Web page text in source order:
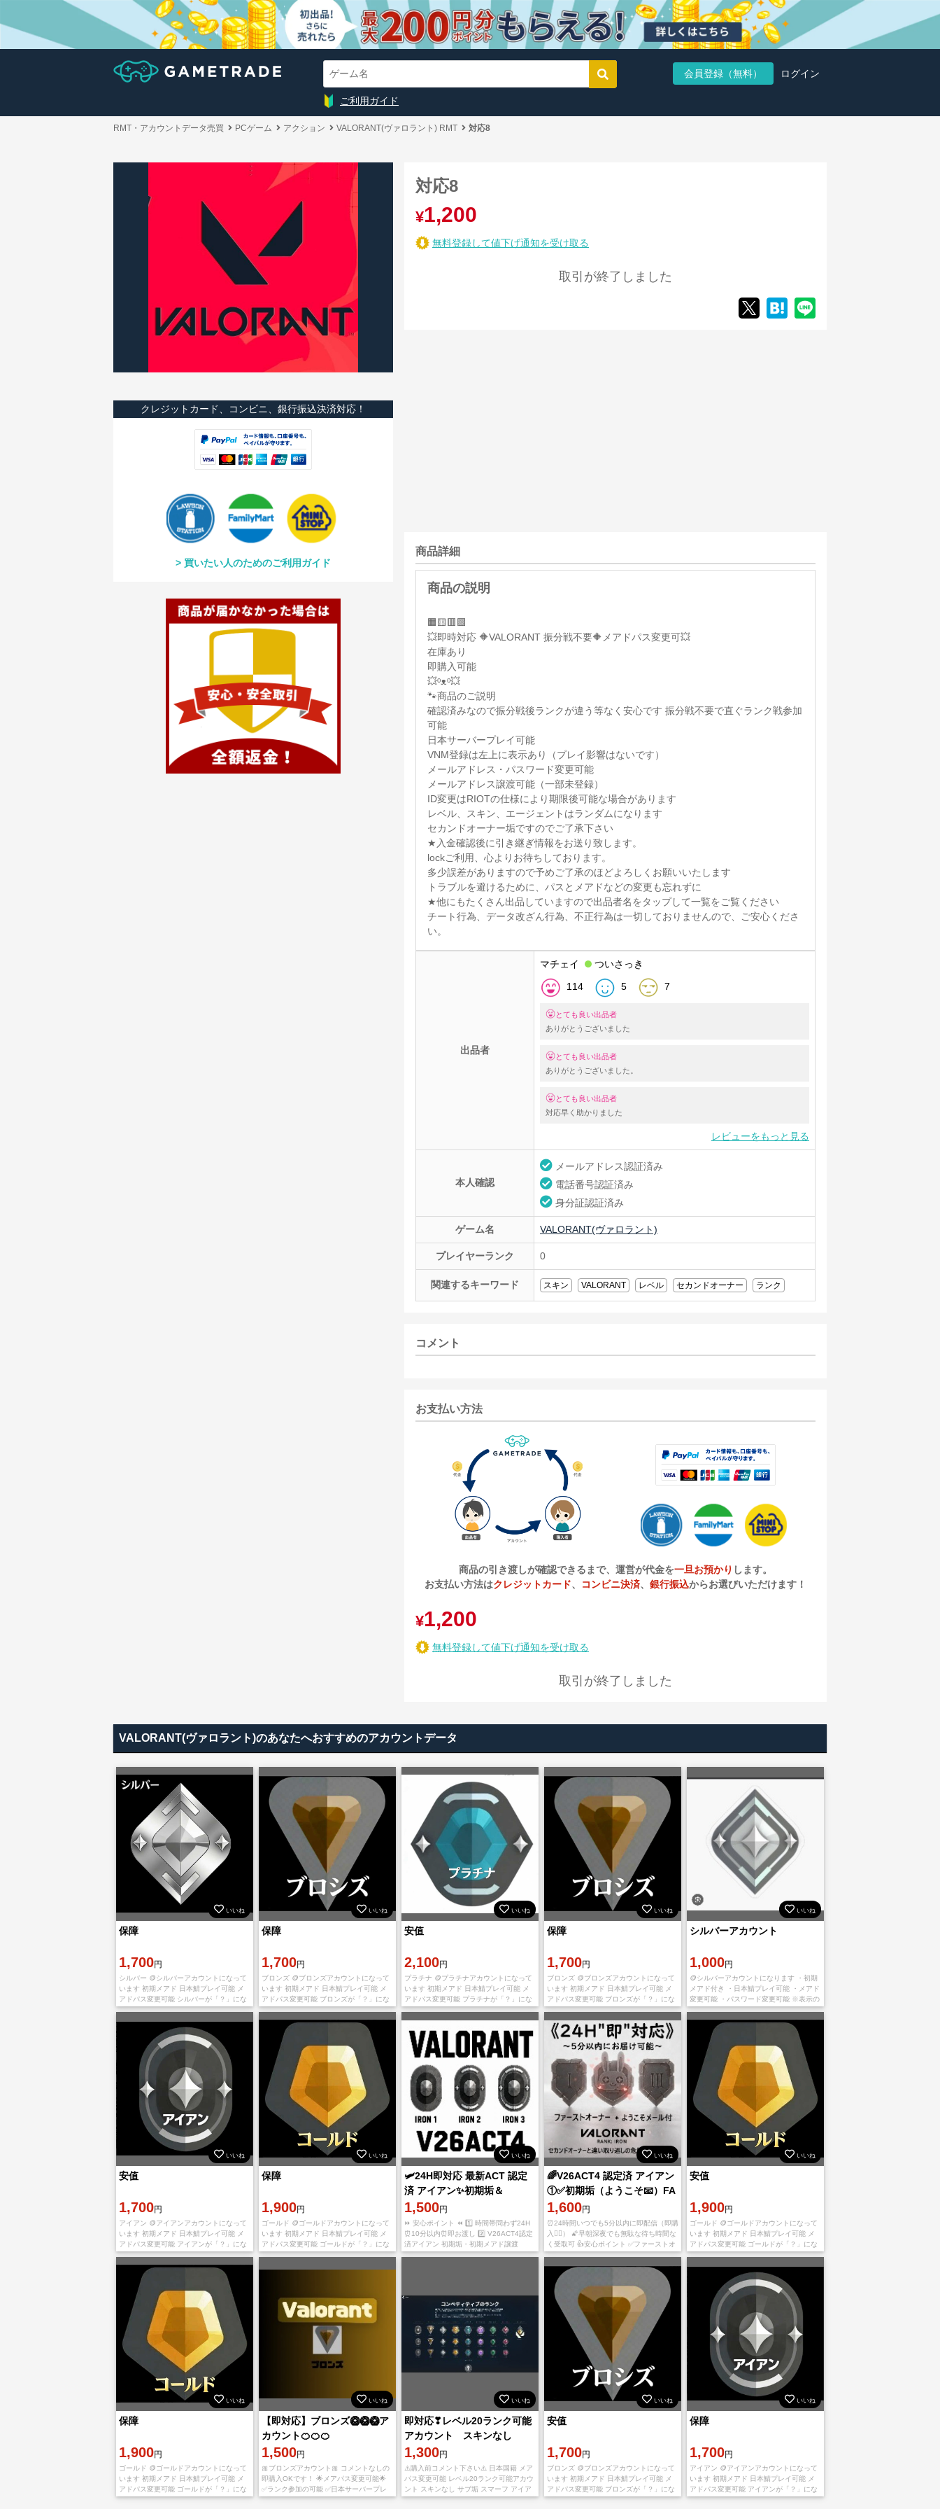
会員登録（無料） ログイン
ご利用ガイド
RMT・アカウントデータ売買 PCゲーム アクション VALORANT(ヴァロラント) RMT 対応8
クレジットカード、コンビニ、銀行振込決済対応！
買いたい人のためのご利用ガイド
対応8
¥1,200
無料登録して値下げ通知を受け取る
取引が終了しました
商品詳細
🟧🟨🟥🟩
💥即時対応 🔶VALORANT 振分戦不要🔶メアドパス変更可💥
在庫あり
即購入可能
💥ᵒᴥᵒ💥
🐾商品のご説明
確認済みなので振分戦後ランクが違う等なく安心です 振分戦不要で直ぐランク戦参加
可能
日本サーバープレイ可能
VNM登録は左上に表示あり（プレイ影響はないです）
メールアドレス・パスワード変更可能
メールアドレス譲渡可能（一部未登録）
ID変更はRIOTの仕様により期限後可能な場合があります
レベル、スキン、エージェントはランダムになります
セカンドオーナー垢ですのでご了承下さい
★入金確認後に引き継ぎ情報をお送り致します。
lockご利用、心よりお待ちしております。
多少誤差がありますので予めご了承のほどよろしくお願いいたします
トラブルを避けるために、パスとメアドなどの変更も忘れずに
★他にもたくさん出品していますので出品者名をタップして一覧をご覧ください
チート行為、データ改ざん行為、不正行為は一切しておりませんので、ご安心くださ
い。
出品者
マチェイ ついさっき
114 5 7
とても良い出品者
ありがとうございました
とても良い出品者
ありがとうございました。
とても良い出品者
対応早く助かりました
レビューをもっと見る
本人確認
メールアドレス認証済み
電話番号認証済み
身分証認証済み
ゲーム名 VALORANT(ヴァロラント)
プレイヤーランク 0
関連するキーワード スキン VALORANT レベル セカンドオーナー ランク
コメント
お支払い方法
商品の引き渡しが確認できるまで、運営が代金を一旦お預かり します。
お支払い方法はクレジットカード、 コンビニ決済、 銀行振込からお選びいただけます！
¥1,200
無料登録して値下げ通知を受け取る
取引が終了しました
VALORANT(ヴァロラント)のあなたへおすすめのアカウントデータ
いいね
保障
1,700円
シルバー 🪙シルバーアカウントになって
います 初期メアド 日本鯖プレイ可能 メ
アドパス変更可能 シルバーが「？」にな
っている場合がありますが最終ランクは
いいね
保障
1,700円
ブロンズ 🪙ブロンズアカウントになって
います 初期メアド 日本鯖プレイ可能 メ
アドパス変更可能 ブロンズが「？」にな
っている場合がありますが最終ランクは
ブロンズです。 【お渡し情報】 ・ログイ
いいね
安值
2,100円
プラチナ 🪙プラチナアカウントになって
います 初期メアド 日本鯖プレイ可能 メ
アドパス変更可能 プラチナが「？」にな
っている場合がありますが最終ランクは
プラチナです。 💛在庫は十分にございま
す。複数
いいね
保障
1,700円
ブロンズ 🪙ブロンズアカウントになって
います 初期メアド 日本鯖プレイ可能 メ
アドパス変更可能 ブロンズが「？」にな
っている場合がありますが最終ランクは
ブロンズです。 【お渡し情報】 ・ログイ
ンID
いいね
シルバーアカウント
1,000円
🪙シルバーアカウントになります ・初期
メアド付き ・日本鯖プレイ可能 ・メアド
変更可能 ・パスワード変更可能 ※表示の
不具合によりランクが「？」と表示され
る場合がありますが、最終ランクはシル
いいね
安值
1,700円
アイアン 🪙アイアンアカウントになって
います 初期メアド 日本鯖プレイ可能 メ
アドパス変更可能 アイアンが「？」にな
っている場合がありますが最終ランクは
アイアンです。 💛在庫は十分にございま
いいね
保障
1,900円
ゴールド 🪙ゴールドアカウントになって
います 初期メアド 日本鯖プレイ可能 メ
アドパス変更可能 ゴールドが「？」にな
っている場合がありますが最終ランクは
いいね
🛩️24H即対応 最新ACT 認定
済 アイアン✨初期垢＆
Welcome📧付
1,500円
⏩️ 安心ポイント ⏪️ 1️⃣ 時間帯問わず24H
⏰️10分以内⏰️即お渡し 2️⃣ V26ACT4認定
済アイアン 初期垢・初期メアド譲渡
（Welcome📧付） 3️⃣ 認定済みなので期
いいね
🌈V26ACT4 認定済 アイアン
①✅️初期垢（ようこそ📧）FA
トークン付
1,600円
⏰️24時間いつでも5分以内に即配信（即購
入🙆‍♀️） 🌠早朝深夜でも無駄な待ち時間な
く受取可 👍️安心ポイント ✅️ファーストオ
ーナー（ようこそメール付） ✅️セカンド
オーナー（転売、盗品
いいね
安值
1,900円
ゴールド 🪙ゴールドアカウントになって
います 初期メアド 日本鯖プレイ可能 メ
アドパス変更可能 ゴールドが「？」にな
っている場合がありますが最終ランクは
いいね
保障
1,900円
ゴールド 🪙ゴールドアカウントになって
います 初期メアド 日本鯖プレイ可能 メ
アドパス変更可能 ゴールドが「？」にな
っている場合がありますが最終ランクは
いいね
【即対応】ブロンズ🥝🥝🥝ア
カウント🍊🍊🍊
1,500円
🎀ブロンズアカウント🎀 コメントなしの
即購入OKです！ 🌟メアパス変更可能🌟
✅ランク参加の可能 ✅日本サーバープレ
イ可能 ✅セカンドオーナー垢 ーーーーー
いいね
即対応❣レベル20ランク可能
アカウント スキンなし
1,300円
⚠️購入前コメント下さい⚠️ 日本国籍 メア
パス変更可能 レベル20ランク可能アカウ
ント スキンなし サブ垢 スマーフ アイア
ン ブロンズ シルバー ゴールド プラチナ
いいね
安值
1,700円
ブロンズ 🪙ブロンズアカウントになって
います 初期メアド 日本鯖プレイ可能 メ
アドパス変更可能 ブロンズが「？」にな
っている場合がありますが最終ランクは
いいね
保障
1,700円
アイアン 🪙アイアンアカウントになって
います 初期メアド 日本鯖プレイ可能 メ
アドパス変更可能 アイアンが「？」にな
っている場合がありますが最終ランクは